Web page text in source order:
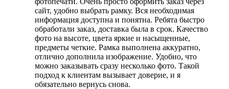
сайт, удобно выбрать рамку. Вся необходимая
информация доступна и понятна. Ребята быстро
обработали заказ, доставка была в срок. Качество
фото на высоте, цвета яркие и насыщенные,
предметы четкие. Рамка выполнена аккуратно,
отлично дополнила изображение. Удобно, что
можно заказывать сразу несколько фото. Такой
подход к клиентам вызывает доверие, и я
обязательно вернусь снова.